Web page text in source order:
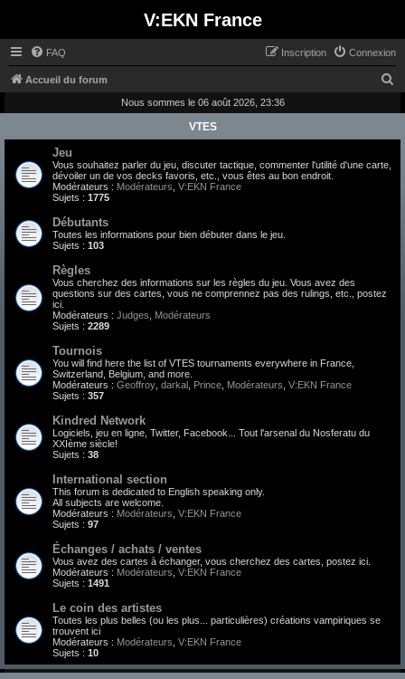
V:EKN France
FAQ Connexion
Inscription
Accueil du forum
Nous sommes le 06 août 2026, 23:36
VTES
Jeu
Vous souhaitez parler du jeu, discuter tactique, commenter l'utilité d'une carte,
dévoiler un de vos decks favoris, etc., vous êtes au bon endroit.
Modérateurs : Modérateurs V:EKN France
Sujets : 1775
Débutants
Toutes les informations pour bien débuter dans le jeu.
Sujets : 103
Règles
Vous cherchez des informations sur les règles du jeu. Vous avez des
questions sur des cartes, vous ne comprennez pas des rulings, etc., postez
ici.
Modérateurs : Judges
Modérateurs
Sujets : 2289
Tournois
You will find here the list of VTES tournaments everywhere in France,
Switzerland, Belgium, and more.
Modérateurs : Geoffroy darkal Prince Modérateurs V:EKN France
Sujets : 357
Kindred Network
Logiciels, jeu en ligne, Twitter, Facebook... Tout l'arsenal du Nosferatu du
XXIème siècle!
Sujets : 38
International section
This forum is dedicated to English speaking only.
All subjects are welcome.
Modérateurs : Modérateurs V:EKN France
Sujets : 97
Échanges / achats / ventes
Vous avez des cartes à échanger, vous cherchez des cartes, postez ici.
Modérateurs : Modérateurs V:EKN France
Sujets : 1491
Le coin des artistes
Toutes les plus belles (ou les plus... particulières) créations vampiriques se
trouvent ici
Modérateurs : Modérateurs V:EKN France
Sujets : 10